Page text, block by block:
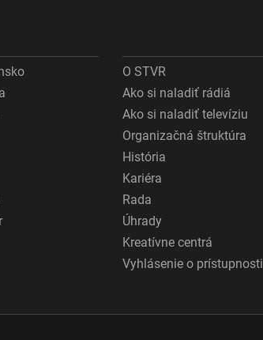
O STVR
Ako si naladiť rádiá
Ako si naladiť televíziu
Organizačná štruktúra
História
Kariéra
Rada
Úhrady
Kreatívne centrá
Vyhlásenie o prístupnosti